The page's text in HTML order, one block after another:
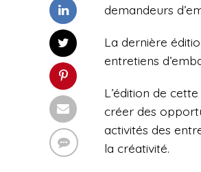
demandeurs
La dernière
entretiens
L’édition de
créer des
activités des
la créativité.